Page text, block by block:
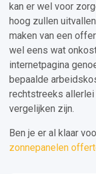
kan er wel voor
hoog zullen
maken van een
wel eens wat
internetpagina
bepaalde
rechtstreeks
vergelijken zijn.
Ben je er al klaar
zonnepanelen